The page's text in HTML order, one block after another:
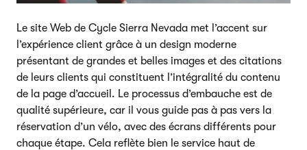
Le site Web de Cycle Sierra Nevada met l’accent sur
l’expérience client grâce à un design moderne
présentant de grandes et belles images et des citations
de leurs clients qui constituent l’intégralité du contenu
de la page d’accueil. Le processus d’embauche est de
qualité supérieure, car il vous guide pas à pas vers la
réservation d’un vélo, avec des écrans différents pour
chaque étape. Cela reflète bien le service haut de